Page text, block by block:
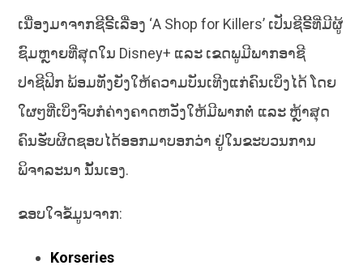
ເນື່ອງມາຈາກຊີຣີ້ເລື່ອງ ‘A Shop for Killers’ ເປັນຊີຣີ້ທີ່ມີຜູ້
ຊົມຫຼາຍທີ່ສຸດໃນ Disney+ ແລະ ເຂດພູມີພາກອາຊີ
ປາຊີຟິກ ພ້ອມທັງຍັງໃຫ້ຄວາມບັນເທີງແກ່ຄົນເບິ່ງໄດ້ ໂດຍ
ໃຜໆທີ່ເບິ່ງຈົບກໍຄ່າງຄາດຫວັງໃຫ້ມີພາກຕໍ່ ແລະ ຫຼ້າສຸດ
ຄົນຮັບຜິດຊອບໄດ້ອອກມາບອກວ່າ ຢູ່ໃນຂະບວນການ
ພິຈາລະນາ ນັ້ນເອງ.
ຂອບໃຈຂໍ້ມູນຈາກ:
Korseries